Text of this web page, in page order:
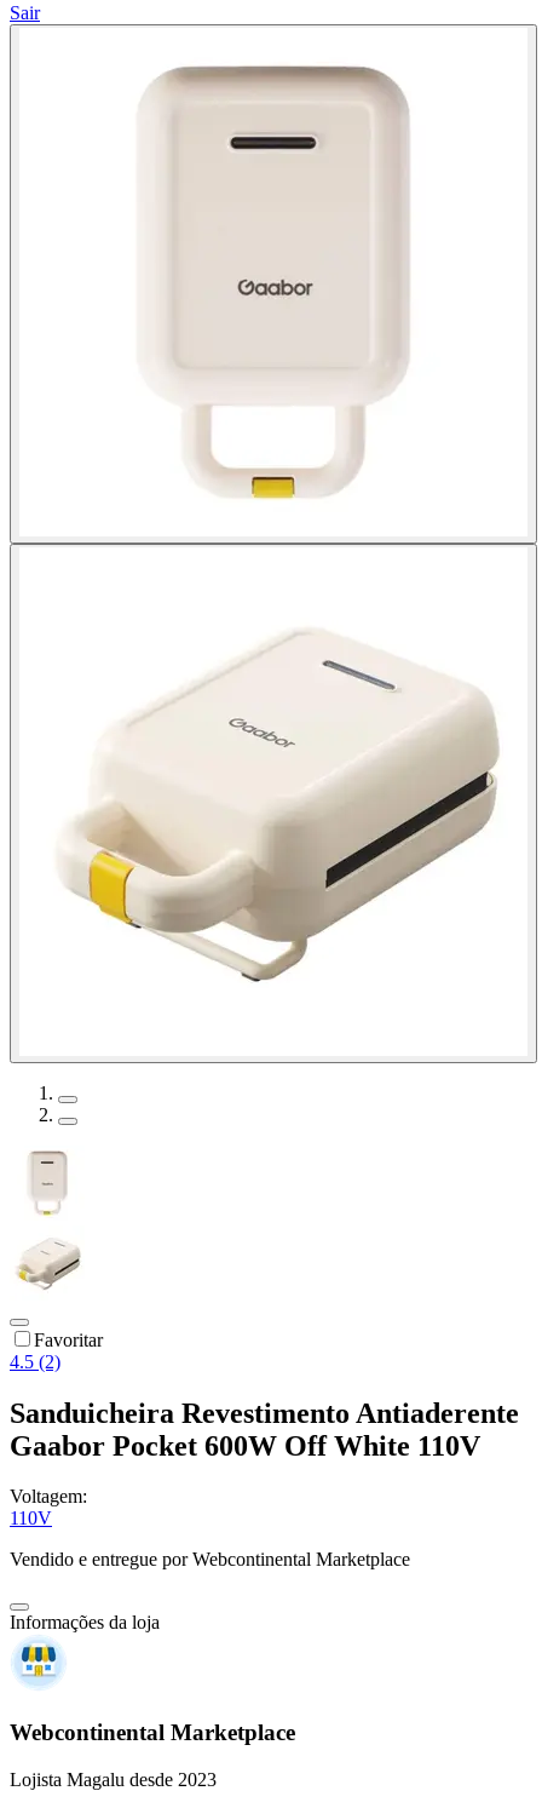
Sair
Favoritar
4.5 (2)
Sanduicheira Revestimento Antiaderente
Gaabor Pocket 600W Off White 110V
Voltagem:
110V
Vendido e entregue por Webcontinental Marketplace
Informações da loja
Webcontinental Marketplace
Lojista Magalu desde 2023